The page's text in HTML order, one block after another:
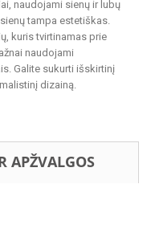
naudojami sienų ir lubų
tampa estetiškas.
kuris tvirtinamas prie
naudojami
Galite sukurti išskirtinį
dizainą.
APŽVALGOS